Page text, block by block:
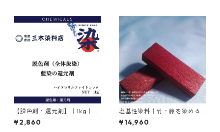
【脱色剤・還元剤】｜1kg｜ハ
イドロサルファイトコンク｜
ハイドロサルファイト
¥2,860
塩基性染料｜竹・籐を染める
｜1kg｜M.Bビスマークブロン
Ｂ（茶色）
¥14,960